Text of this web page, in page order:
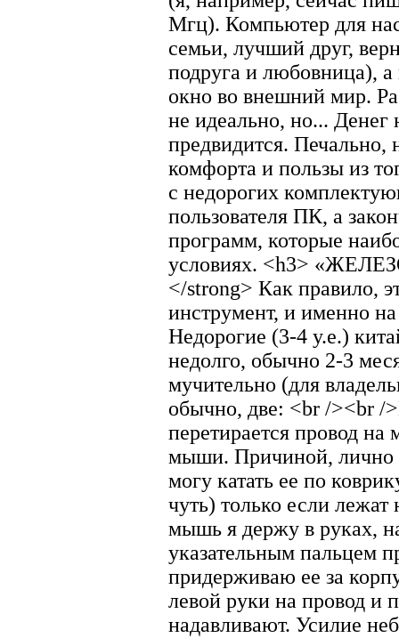
Мгц). Компьютер для
семьи, лучший друг,
подруга и любовница), а
окно во внешний мир.
не идеально, но... Денег
предвидится.
комфорта и пользы из
с недорогих
пользователя ПК, а
программ, которые
условиях. <h3>
</strong> Как правило,
инструмент, и именно
Недорогие (3-4 у.е.)
недолго, обычно 2-3
мучительно (для
обычно, две: <br /><br /
перетирается провод на
мыши. Причиной, лично
могу катать ее по
чуть) только если
мышь я держу в руках,
указательным пальцем
придерживаю ее за
левой руки на провод и
надавливают. Усилие